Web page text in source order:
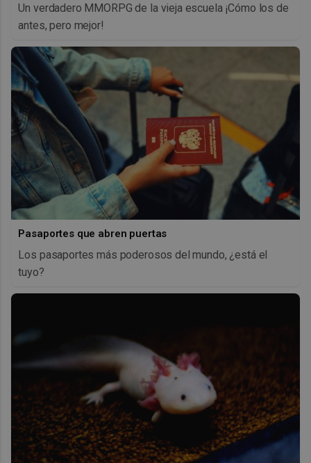
Un verdadero MMORPG de la vieja escuela ¡Cómo los de
antes, pero mejor!
Pasaportes que abren puertas
Los pasaportes más poderosos del mundo, ¿está el
tuyo?